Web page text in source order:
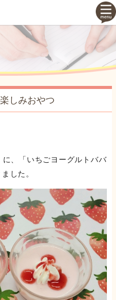
しみおやつ
、「いちごヨーグルトババ
した。